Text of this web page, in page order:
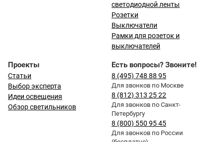
светодиодной ленты
Розетки
Выключатели
Рамки для розеток и
выключателей
Проекты
Статьи
Выбор эксперта
Идеи освещения
Обзор светильников
Есть вопросы? Звоните!
8 (495) 748 88 95
Для звонков по Москве
8 (812) 313 25 22
Для звонков по Санкт-
Петербургу
8 (800) 550 95 45
Для звонков по России